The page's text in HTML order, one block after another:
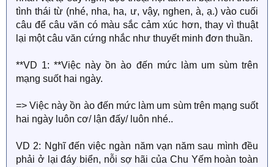
tình thái từ (nhé, nha, ha, ư, vậy, nghen, à, ạ.) vào cuối
câu để câu văn có màu sắc cảm xúc hơn, thay vì thuật
lại một câu văn cứng nhắc như thuyết minh đơn thuần.
**VD 1: **Việc này ồn ào đến mức làm um sùm trên
mạng suốt hai ngày.
=> Việc này ồn ào đến mức làm um sùm trên mạng suốt
hai ngày luôn cơ/ lận đấy/ luôn nhé..
VD 2: Nghĩ đến việc ngàn năm vạn năm sau mình đều
phải ở lại đáy biển, nỗi sợ hãi của Chu Yếm hoàn toàn